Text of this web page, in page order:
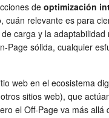
de optimización
relevante es para
carga y la
sólida, cualquier
web en el ecosistema
sitios web), que
el Off-Page va más